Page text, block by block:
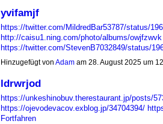
yvifamjf
https://twitter.com/MildredBar53787/status/
http://caisu1.ning.com/photo/albums/owjfzwvk
https://twitter.com/StevenB7032849/status/
Hinzugefügt von Adamam 28. August 2025 um
ldrwrjod
https://unkeshinobuv.therestaurant.jp/posts/
https://ojevodevacov.exblog.jp/34704394/
Fortfahren